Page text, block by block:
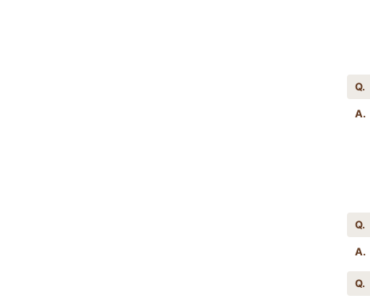
Q.
A.
Q.
A.
Q.